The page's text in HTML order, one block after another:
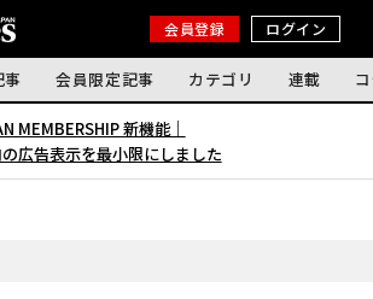
会員登録 ログイン
事 会員限定記事 カテゴリ 連載
MEMBERSHIP 新機能｜
広告表示を最小限にしました